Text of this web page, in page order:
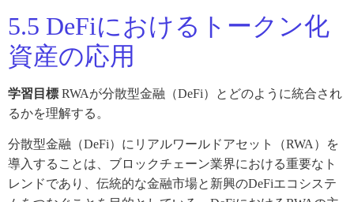
5.5 DeFiにおけるトークン化
資産の応用
学習目標 RWAが分散型金融（DeFi）とどのように統合され
るかを理解する。
分散型金融（DeFi）にリアルワールドアセット（RWA）を
導入することは、ブロックチェーン業界における重要なト
レンドであり、伝統的な金融市場と新興のDeFiエコシステ